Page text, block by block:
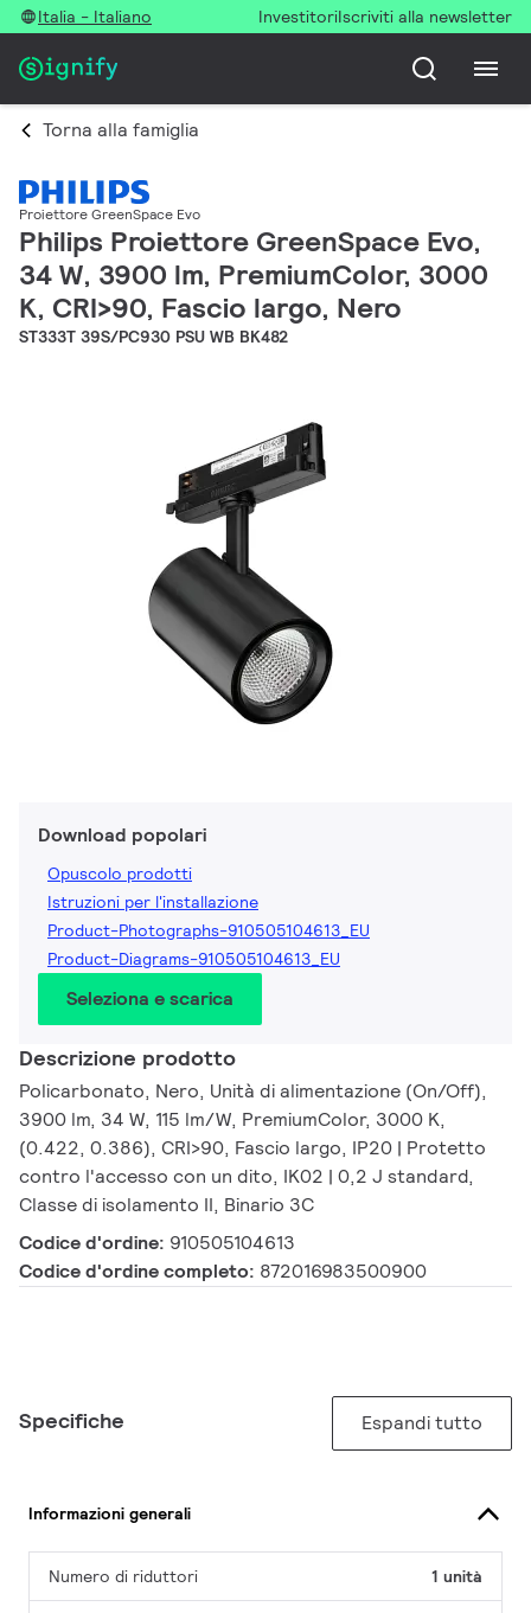
Italia - Italiano InvestitoriIscriviti alla newsletter
Torna alla famiglia
Proiettore GreenSpace Evo
Philips Proiettore GreenSpace Evo,
34 W, 3900 lm, PremiumColor, 3000
K, CRI>90, Fascio largo, Nero
ST333T 39S/PC930 PSU WB BK482
Download popolari
Opuscolo prodotti
Istruzioni per l'installazione
Product-Photographs-910505104613_EU
Product-Diagrams-910505104613_EU
Seleziona e scarica
Descrizione prodotto
Policarbonato, Nero, Unità di alimentazione (On/Off),
3900 lm, 34 W, 115 lm/W, PremiumColor, 3000 K,
(0.422, 0.386), CRI>90, Fascio largo, IP20 | Protetto
contro l'accesso con un dito, IK02 | 0,2 J standard,
Classe di isolamento II, Binario 3C
Codice d'ordine: 910505104613
Codice d'ordine completo: 872016983500900
Specifiche Espandi tutto
Informazioni generali
Numero di riduttori 1 unità